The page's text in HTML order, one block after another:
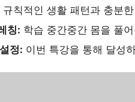
규칙적인 생활 패턴과 충분
칭: 학습 중간중간 몸을 풀
정: 이번 특강을 통해 달성